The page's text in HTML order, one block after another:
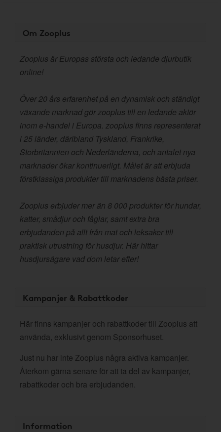
Om Zooplus
Zooplus är Europas största och ledande djurbutik
online!
Över 20 års erfarenhet på en dynamisk och ständigt
växande marknad gör zooplus till en ledande aktör
inom e-handel i Europa. zooplus finns representerat
i 25 länder, däribland Tyskland, Frankrike,
Storbritannien och Nederländerna, och antalet nya
marknader ökar kontinuerligt. Målet är att erbjuda
förstklassiga produkter till marknadens bästa priser.
Zooplus erbjuder mer än 8 000 produkter för hundar,
katter, smådjur och fåglar, samt extra bra
erbjudanden på allt från mat och leksaker till
praktisk utrustning för husdjur. Här hittar
husdjursägare vad dom letar efter!
Kampanjer & Rabattkoder
Här finns kampanjer och rabattkoder till Zooplus att
använda, exklusivt genom Sponsorhuset.
Just nu har inte Zooplus några aktiva kampanjer.
Återkom gärna senare för att ta del av kampanjer,
rabattkoder och bra erbjudanden.
Information